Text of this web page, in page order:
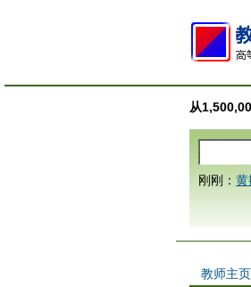
从
刚刚： 黄
教师主页